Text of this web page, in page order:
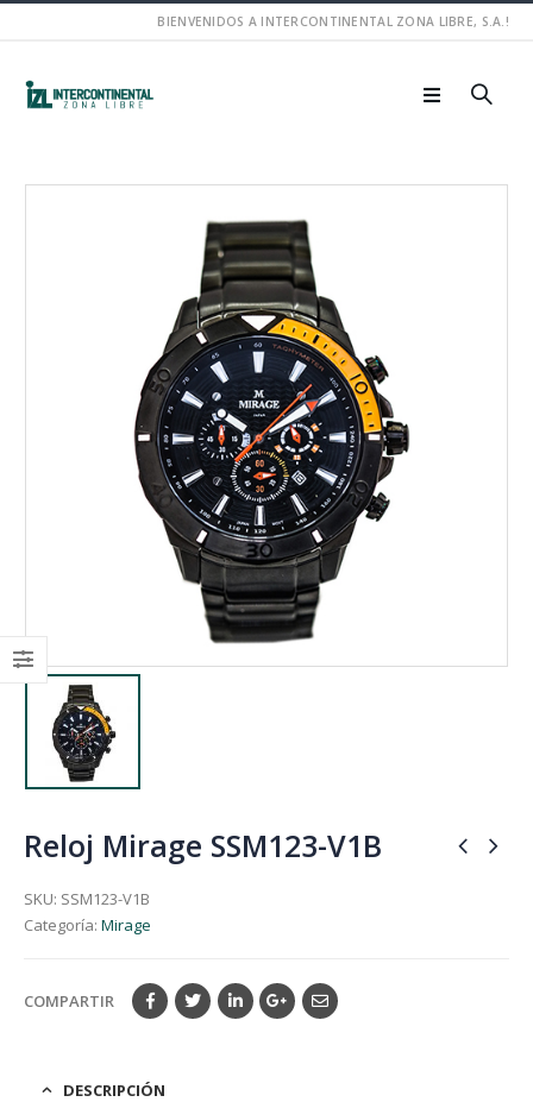
BIENVENIDOS A INTERCONTINENTAL ZONA LIBRE, S.A.!
Reloj Mirage SSM123-V1B
SKU: SSM123-V1B
Categoría: Mirage
COMPARTIR
DESCRIPCIÓN